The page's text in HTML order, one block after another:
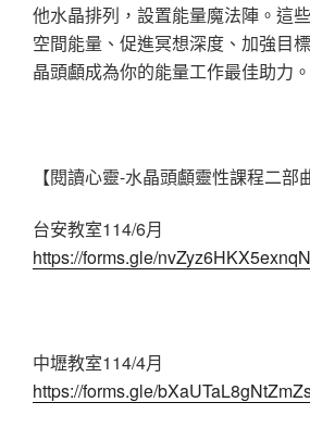
他水晶排列，設置能量魔法陣。這
空間能量、促進冥想深度、加強目
晶頭顱成為你的能量工作最佳助力。
【閱讀心靈-水晶頭顱靈性課程二部
台安教室114/6月
https://forms.gle/
中壢教室114/4月
https://forms.gle/